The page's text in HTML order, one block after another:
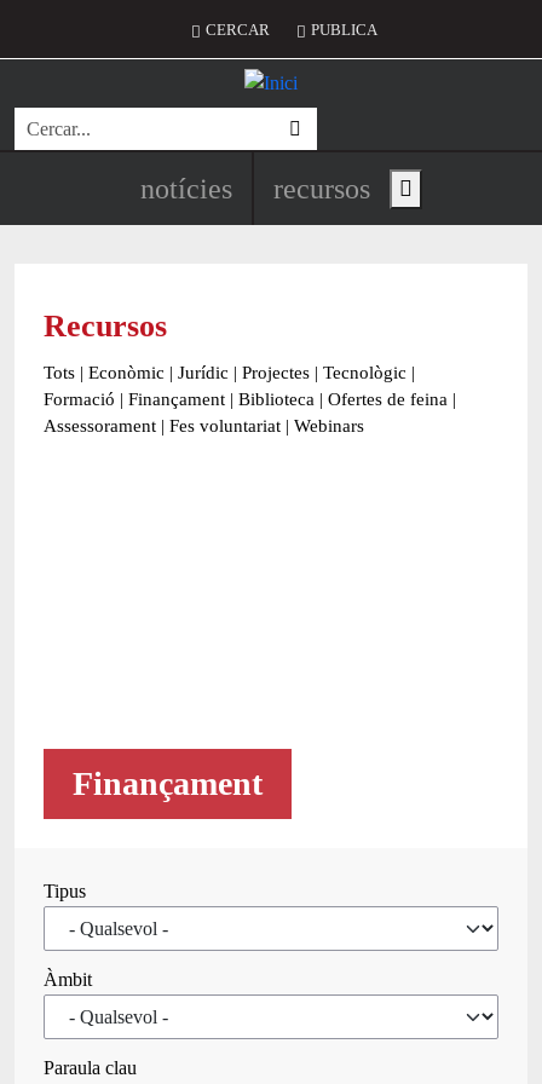
Menú del compte d'usuari
CERCAR PUBLICA
Cerca
Navegació principal de
notícies recursos Show main menu
Recursos
Tots | Econòmic | Jurídic | Projectes | Tecnològic |
Formació | Finançament | Biblioteca | Ofertes de feina |
Assessorament | Fes voluntariat | Webinars
Finançament
Tipus
Àmbit
Paraula clau